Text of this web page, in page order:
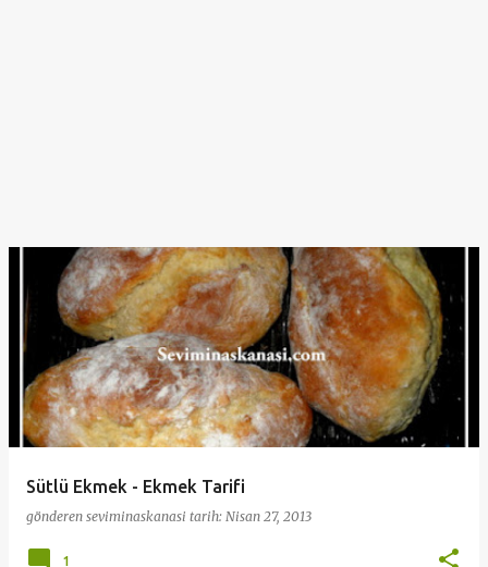
Sütlü Ekmek - Ekmek Tarifi
gönderen seviminaskanasi tarih: Nisan 27, 2013
1